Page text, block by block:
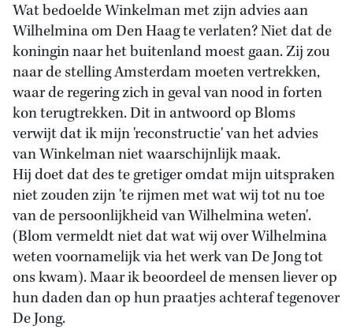
Wat bedoelde Winkelman met zijn advies aan
Wilhelmina om Den Haag te verlaten? Niet dat de
koningin naar het buitenland moest gaan. Zij zou
naar de stelling Amsterdam moeten vertrekken,
waar de regering zich in geval van nood in forten
kon terugtrekken. Dit in antwoord op Bloms
verwijt dat ik mijn 'reconstructie' van het advies
van Winkelman niet waarschijnlijk maak.
Hij doet dat des te gretiger omdat mijn uitspraken
niet zouden zijn 'te rijmen met wat wij tot nu toe
van de persoonlijkheid van Wilhelmina weten'.
(Blom vermeldt niet dat wat wij over Wilhelmina
weten voornamelijk via het werk van De Jong tot
ons kwam). Maar ik beoordeel de mensen liever op
hun daden dan op hun praatjes achteraf tegenover
De Jong.